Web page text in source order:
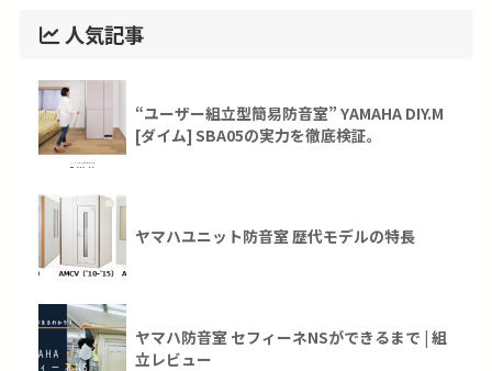
人気記事
“ユーザー組立型簡易防音室” YAMAHA DIY.M
[ダイム] SBA05の実力を徹底検証。
ヤマハユニット防音室 歴代モデルの特長
ヤマハ防音室 セフィーネNSができるまで | 組
立レビュー